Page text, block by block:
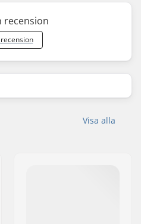
recension
Visa alla